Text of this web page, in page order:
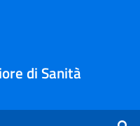
di Sanità